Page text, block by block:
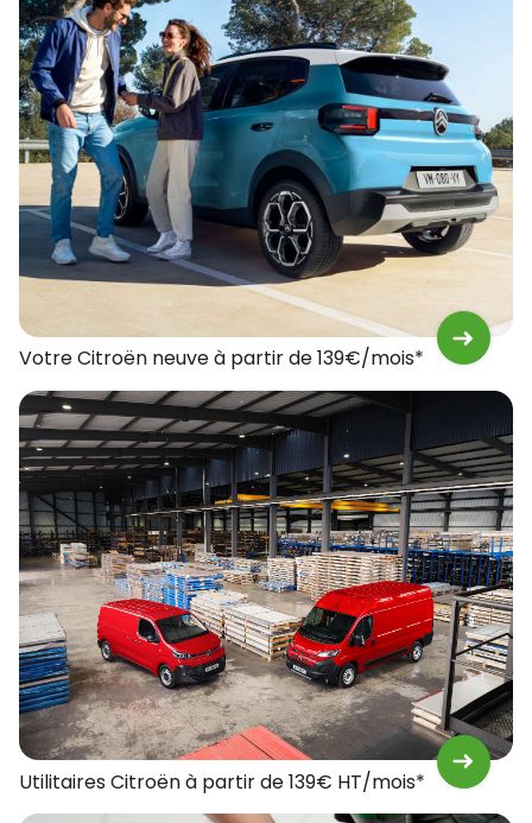
Votre Citroën neuve à partir de 139€/mois*
Utilitaires Citroën à partir de 139€ HT/mois*